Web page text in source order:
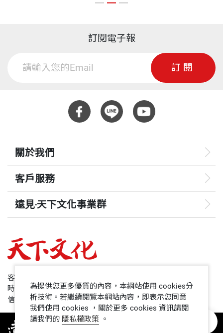
訂閱電子報
訂閱
關於我們
客戶服務
遠見‧天下文化事業群
哈佛商業評論
領導影響力學院
1號課堂
客服專線：+886 2 2662-0012
時間：週一~週五9:00~12:30;13:30~17:00
信箱：service@cwgv.com.tw
為提供您更多優質的內容，本網站使用 cookies分
析技術。若繼續閱覽本網站內容，即表示您同意
我們使用 cookies ，關於更多 cookies 資訊請閱
讀我們的 隱私權政策 。